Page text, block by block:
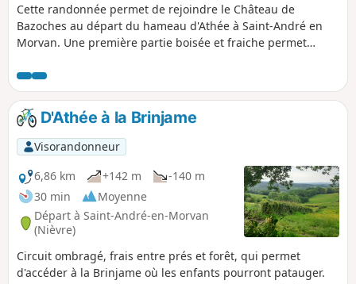
Cette randonnée permet de rejoindre le Château de
Bazoches au départ du hameau d'Athée à Saint-André en
Morvan. Une première partie boisée et fraiche permet
Vauban. Le retour par Champignolles et Empury offre de
très belles vues dégagées avant de rentrer dans les bois et
de remonter à Athée. Bonnes sections de descente et
quelques côtes sérieuses. La quasi totalité du parcours
emprunte des pistes/chemins/sentiers.
D'Athée à la Brinjame
Visorandonneur
6,86 km
+142 m
-140 m
30 min
Moyenne
Départ à Saint-André-en-Morvan
(Nièvre)
Circuit ombragé, frais entre prés et forêt, qui permet
d'accéder à la Brinjame où les enfants pourront patauger.